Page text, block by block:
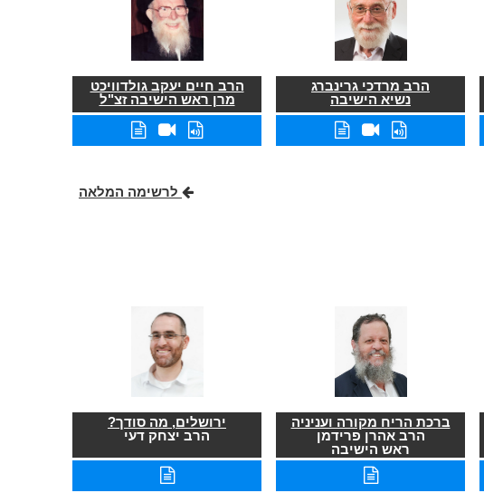
הרב מרדכי גרינברג
נשיא הישיבה
הרב חיים יעקב גולדוויכט
מרן ראש הישיבה זצ"ל
לרשימה המלאה
ברכת הריח מקורה ועניניה
הרב אהרן פרידמן
ראש הישיבה
ירושלים, מה סודך?
הרב יצחק דעי